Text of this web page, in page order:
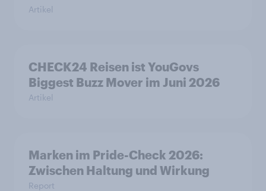
Artikel
CHECK24 Reisen ist YouGovs
Biggest Buzz Mover im Juni 2026
Artikel
Marken im Pride-Check 2026:
Zwischen Haltung und Wirkung
Report